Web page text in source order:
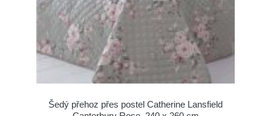
Šedý přehoz přes postel Catherine Lansfield